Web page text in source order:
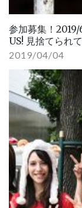
参加募集！
US! 見捨てられ
2019/04/04